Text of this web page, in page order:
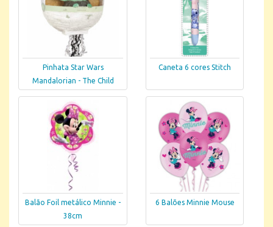
Pinhata Star Wars
Mandalorian - The Child
Caneta 6 cores Stitch
Balão Foil metálico Minnie -
38cm
6 Balões Minnie Mouse